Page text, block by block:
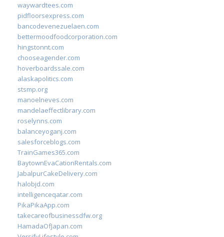
waywardtees.com
pidfloorsexpress.com
bancodevenezuelaen.com
bettermoodfoodcorporation.com
hingstonnt.com
chooseagender.com
hoverboardssale.com
alaskapolitics.com
stsmp.org
manoelneves.com
mandelaeffectlibrary.com
roselynns.com
balanceyoganj.com
salesforceblogs.com
TrainGames365.com
BaytownEvaCationRentals.com
JabalpurCakeDelivery.com
halobjd.com
intelligenceqatar.com
PikaPikaApp.com
takecareofbusinessdfw.org
HamadaOfJapan.com